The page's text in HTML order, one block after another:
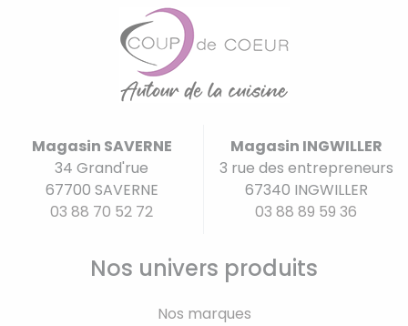
Magasin SAVERNE
34 Grand'rue
67700 SAVERNE
03 88 70 52 72
Magasin INGWILLER
3 rue des entrepreneurs
67340 INGWILLER
03 88 89 59 36
Nos univers produits
Nos marques